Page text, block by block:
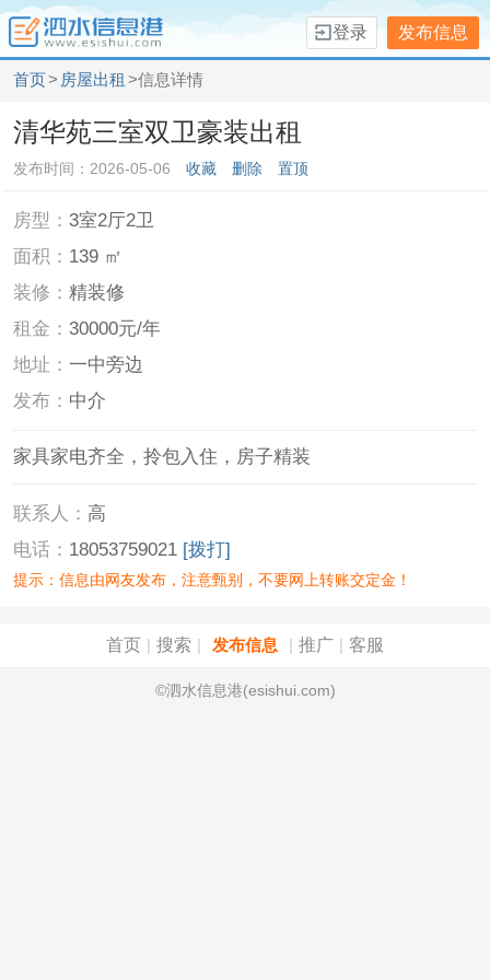
发布信息
登录
首页> 房屋出租 >信息详情
清华苑三室双卫豪装出租
发布时间：2026-05-06 收藏 删除 置顶
房型：3室2厅2卫
面积： 139 ㎡
装修：精装修
租金：30000元/年
地址：一中旁边
发布： 中介
家具家电齐全，拎包入住，房子精装
联系人：高
电话： 18053759021 [拨打]
提示：信息由网友发布，注意甄别，不要网上转账交定金！
首页 搜索 发布信息 推广 客服
©泗水信息港(esishui.com)